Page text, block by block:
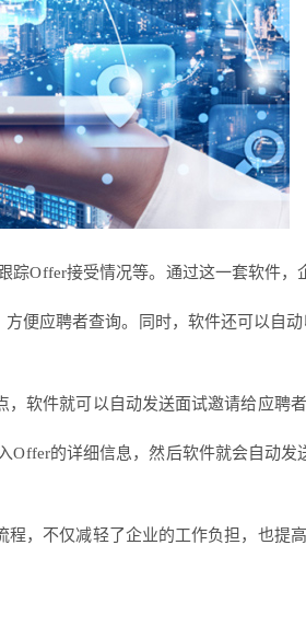
Offer接受情况等。通过这一套软件
便应聘者查询。同时，软件还可以自
软件就可以自动发送面试邀请给应聘
的详细信息，然后软件就会自动
，不仅减轻了企业的工作负担，也提